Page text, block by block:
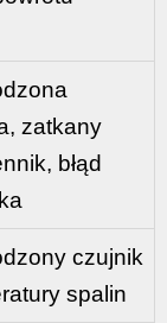
zatkany
błąd
czujnik
spalin